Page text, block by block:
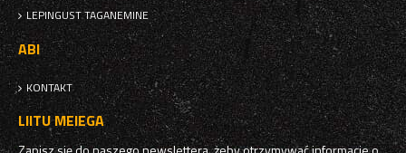
LEPINGUST TAGANEMINE
ABI
KONTAKT
LIITU MEIEGA